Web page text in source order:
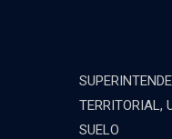
TERRITORIAL,
SUELO